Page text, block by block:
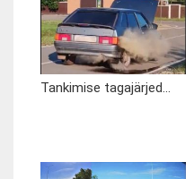
Tankimise tagajärjed...